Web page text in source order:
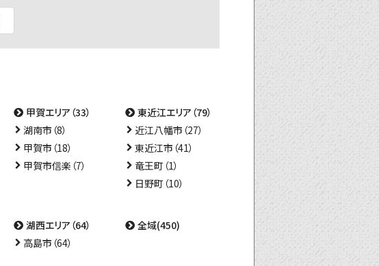
甲賀エリア（33）
湖南市（8）
甲賀市（18）
甲賀市信楽（7）
東近江エリア（79）
近江八幡市（27）
東近江市（41）
竜王町（1）
日野町（10）
湖西エリア（64）
高島市（64）
全域(450)